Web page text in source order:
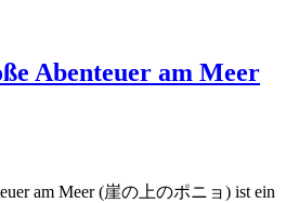
Abenteuer am Meer
am Meer (崖の上のポニョ) ist ein